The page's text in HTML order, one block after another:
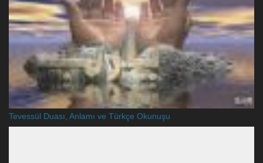
Tevessül Duası, Anlamı ve Türkçe Okunuşu